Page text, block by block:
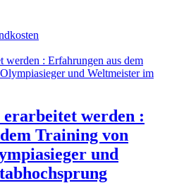
werden :
Training von
und